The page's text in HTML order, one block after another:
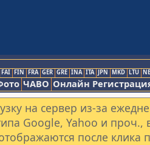
FAI FIN FRA GER GRE INA ITA JPN MKD LTU
ЧАВО Онлайн
на сервер из-за
Google, Yahoo и проч.,
после клика